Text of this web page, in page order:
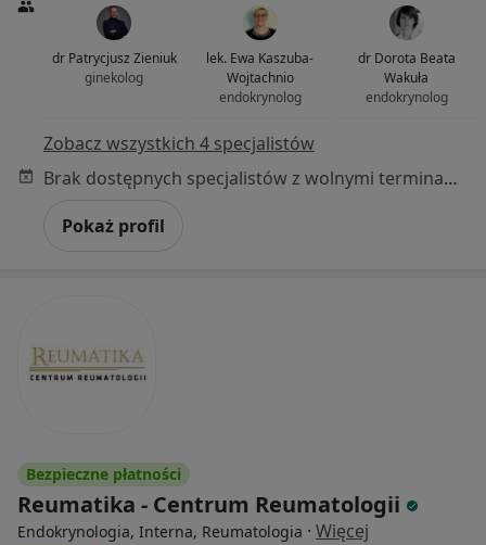
dr Patrycjusz Zieniuk
ginekolog
lek. Ewa Kaszuba-
Wojtachnio
endokrynolog
dr Dorota Beata
Wakuła
endokrynolog
Zobacz wszystkich 4 specjalistów
Brak dostępnych specjalistów z wolnymi terminami w tym centrum medycznym.
Pokaż profil
Bezpieczne płatności
Reumatika - Centrum Reumatologii
Endokrynologia, Interna, Reumatologia · Więcej